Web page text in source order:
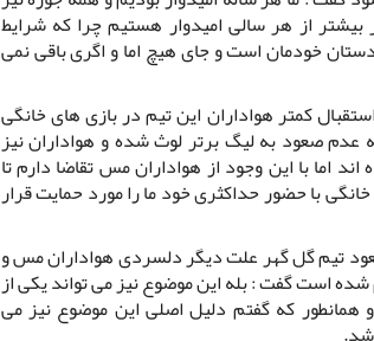
از هر سالی امیدوار هستیم چرا که شرایط
خودمان است و جای هیچ اما و اگری باقی نمی
کمتر هواداران این تیم در بازی های خانگی
: داستان و طلسم 6 ساله عدم صعود به لیگ برتر لوث شده و هواداران نیز
اما با این وجود از هواداران مس تقاضا دارم تا
با حضور حداکثری خود ما را مورد حمایت قرار
تیم گل گهر علت دیگر دلسردی هواداران مس و
شده است گفت : بله این موضوع نیز می تواند یکی از
همانطور که گفتم دلیل اصلی این موضوع نیز می